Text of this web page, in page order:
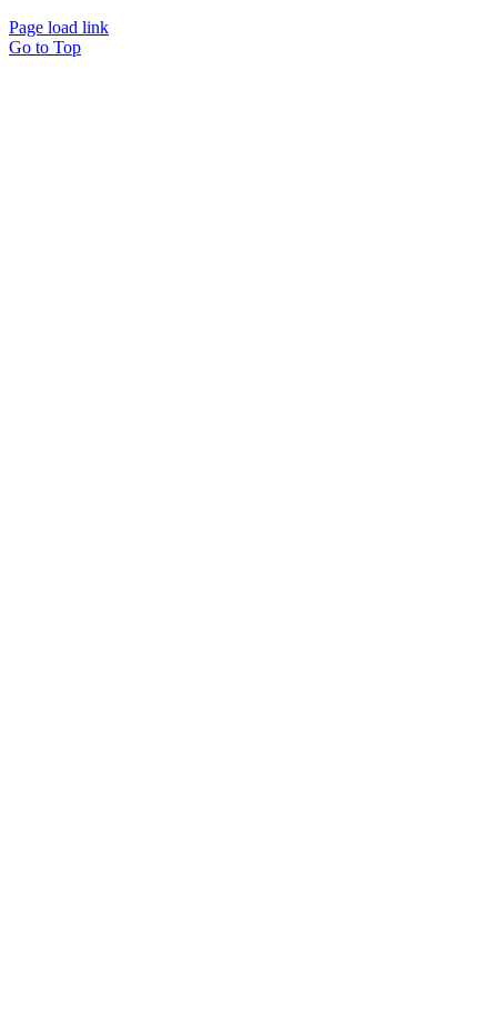
Page load link
Go to Top